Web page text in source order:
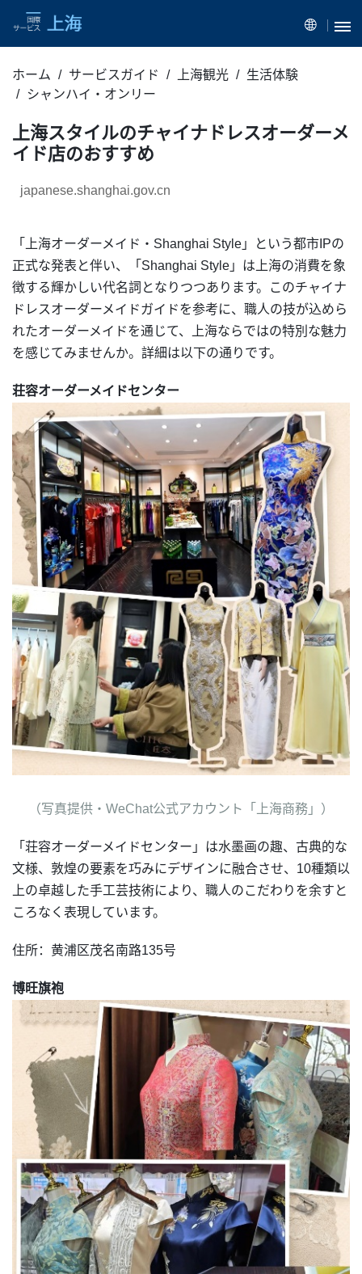
ホーム サービスガイド 上海観光
生活体験
シャンハイ・オンリー
上海スタイルのチャイナドレスオーダーメ
イド店のおすすめ
japanese.shanghai.gov.cn
「上海オーダーメイド・Shanghai Style」という都市IPの
正式な発表と伴い、「Shanghai Style」は上海の消費を象
徴する輝かしい代名詞となりつつあります。このチャイナ
ドレスオーダーメイドガイドを参考に、職人の技が込めら
れたオーダーメイドを通じて、上海ならではの特別な魅力
を感じてみませんか。詳細は以下の通りです。
荘容オーダーメイドセンター
（写真提供・WeChat公式アカウント「上海商務」）
「荘容オーダーメイドセンター」は水墨画の趣、古典的な
文様、敦煌の要素を巧みにデザインに融合させ、10種類以
上の卓越した手工芸技術により、職人のこだわりを余すと
ころなく表現しています。
住所：黄浦区茂名南路135号
博旺旗袍